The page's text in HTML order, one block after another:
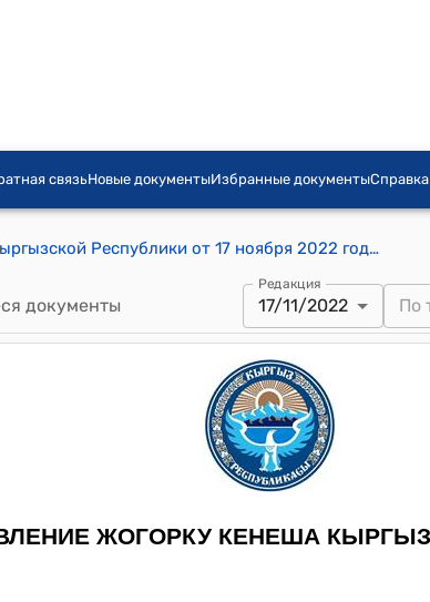
связьНовые документыИзбранные документыСправка
Постановление Жогорку Кенеша Кыргызской Республики от 17 ноября 2022 года № 640-VII "О принятии в первом чтении проекта Закона Кыргызской Республики "О ратификации Соглашения между Кабинетом Министров Кыргызской Республики и Правительством Республики Узбекистан о совместном управлении водными ресурсами Кемпирабадского (Андижанского) водохранилища, подписанного 3 ноября 2022 года в городе Бишкек"
документы
Редакция
17/11/2022